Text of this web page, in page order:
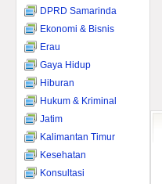
DPRD Samarinda
Ekonomi & Bisnis
Erau
Gaya Hidup
Hiburan
Hukum & Kriminal
Jatim
Kalimantan Timur
Kesehatan
Konsultasi